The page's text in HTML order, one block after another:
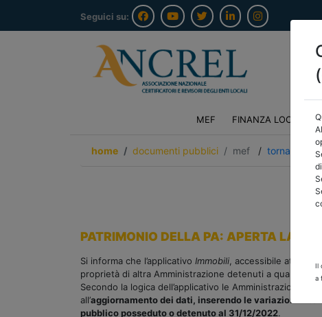
Seguici su:
MEF FINANZA LOCALE/
home documenti pubblici mef / torna
PATRIMONIO DELLA PA: APERTA LA
Si informa che l’applicativo Immobili , accessibile
proprietà di altra Amministrazione detenuti a qualunque
Secondo la logica dell’applicativo le Amministrazioni
all’aggiornamento dei dati, inserendo le variazioni
pubblico posseduto o detenuto al 31/12/2022.
Il
a